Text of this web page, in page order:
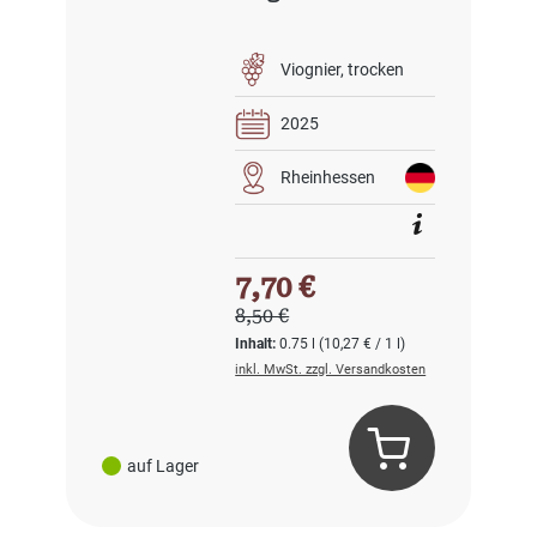
auf Lager
Viognier trocken
2025
Rheinhessen
Inhalt:0.75 l(10,27 € / 1 l)
Verkaufspreis:
7,70 €
Regulärer Preis:
8,50 €
inkl. MwSt. zzgl. Versandkosten